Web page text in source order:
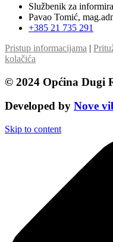
Službenik za
Pavao Tomić,
+385 21 735 291
Pristup informacijama |
kolačića
© 2024 Općina Dugi
Developed by Nove
Skip to content